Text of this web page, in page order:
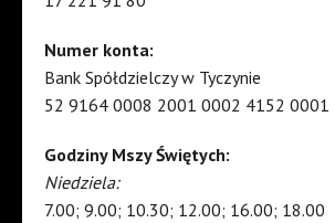
Numer konta:
Bank Spółdzielczy w Tyczynie
52 9164 0008 2001 0002 4152 0001
Godziny Mszy Świętych:
Niedziela:
7.00; 9.00; 10.30; 12.00; 16.00; 18.00